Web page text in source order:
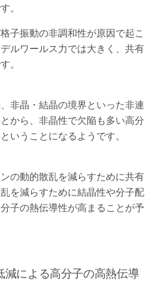
。
子振動の非調和性が原因で起こ
ルワールス力では大きく、共有
。
非晶・結晶の境界といった非連
から、非晶性で欠陥も多い高分
いうことになるようです。
の動的散乱を減らすために共有
を減らすために結晶性や分子配
子の熱伝導性が高まることが予
減による高分子の高熱伝導